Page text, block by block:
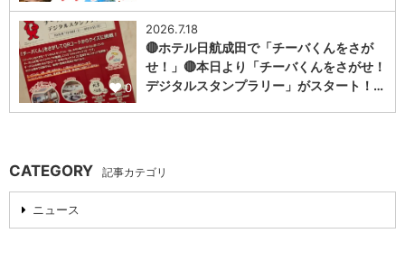
0
2026.7.18
🔴ホテル日航成田で「チーバくんをさが
せ！」🔴本日より「チーバくんをさがせ！
デジタルスタンプラリー」がスタート！…
CATEGORY 記事カテゴリ
ニュース